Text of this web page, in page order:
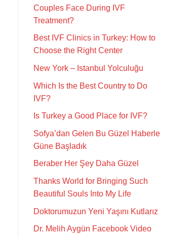
Couples Face During IVF
Treatment?
Best IVF Clinics in Turkey: How to
Choose the Right Center
New York – Istanbul Yolculuğu
Which Is the Best Country to Do
IVF?
Is Turkey a Good Place for IVF?
Sofya’dan Gelen Bu Güzel Haberle
Güne Başladık
Beraber Her Şey Daha Güzel
Thanks World for Bringing Such
Beautiful Souls Into My Life
Doktorumuzun Yeni Yaşını Kutlarız
Dr. Melih Aygün Facebook Video